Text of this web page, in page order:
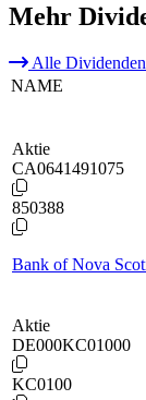
Mehr
Alle
NAME
Aktie
CA0641491075
850388
Bank of Nova
Aktie
DE000KC01000
KC0100